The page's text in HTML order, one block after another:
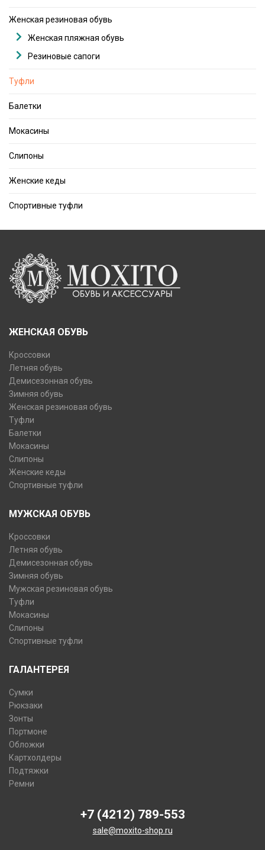
Женская резиновая обувь
Женская пляжная обувь
Резиновые сапоги
Туфли
Балетки
Мокасины
Слипоны
Женские кеды
Спортивные туфли
ЖЕНСКАЯ ОБУВЬ
Кроссовки
Летняя обувь
Демисезонная обувь
Зимняя обувь
Женская резиновая обувь
Туфли
Балетки
Мокасины
Слипоны
Женские кеды
Спортивные туфли
МУЖСКАЯ ОБУВЬ
Кроссовки
Летняя обувь
Демисезонная обувь
Зимняя обувь
Мужская резиновая обувь
Туфли
Мокасины
Слипоны
Спортивные туфли
ГАЛАНТЕРЕЯ
Сумки
Рюкзаки
Зонты
Портмоне
Обложки
Картхолдеры
Подтяжки
Ремни
+7 (4212) 789-553
sale@moxito-shop.ru